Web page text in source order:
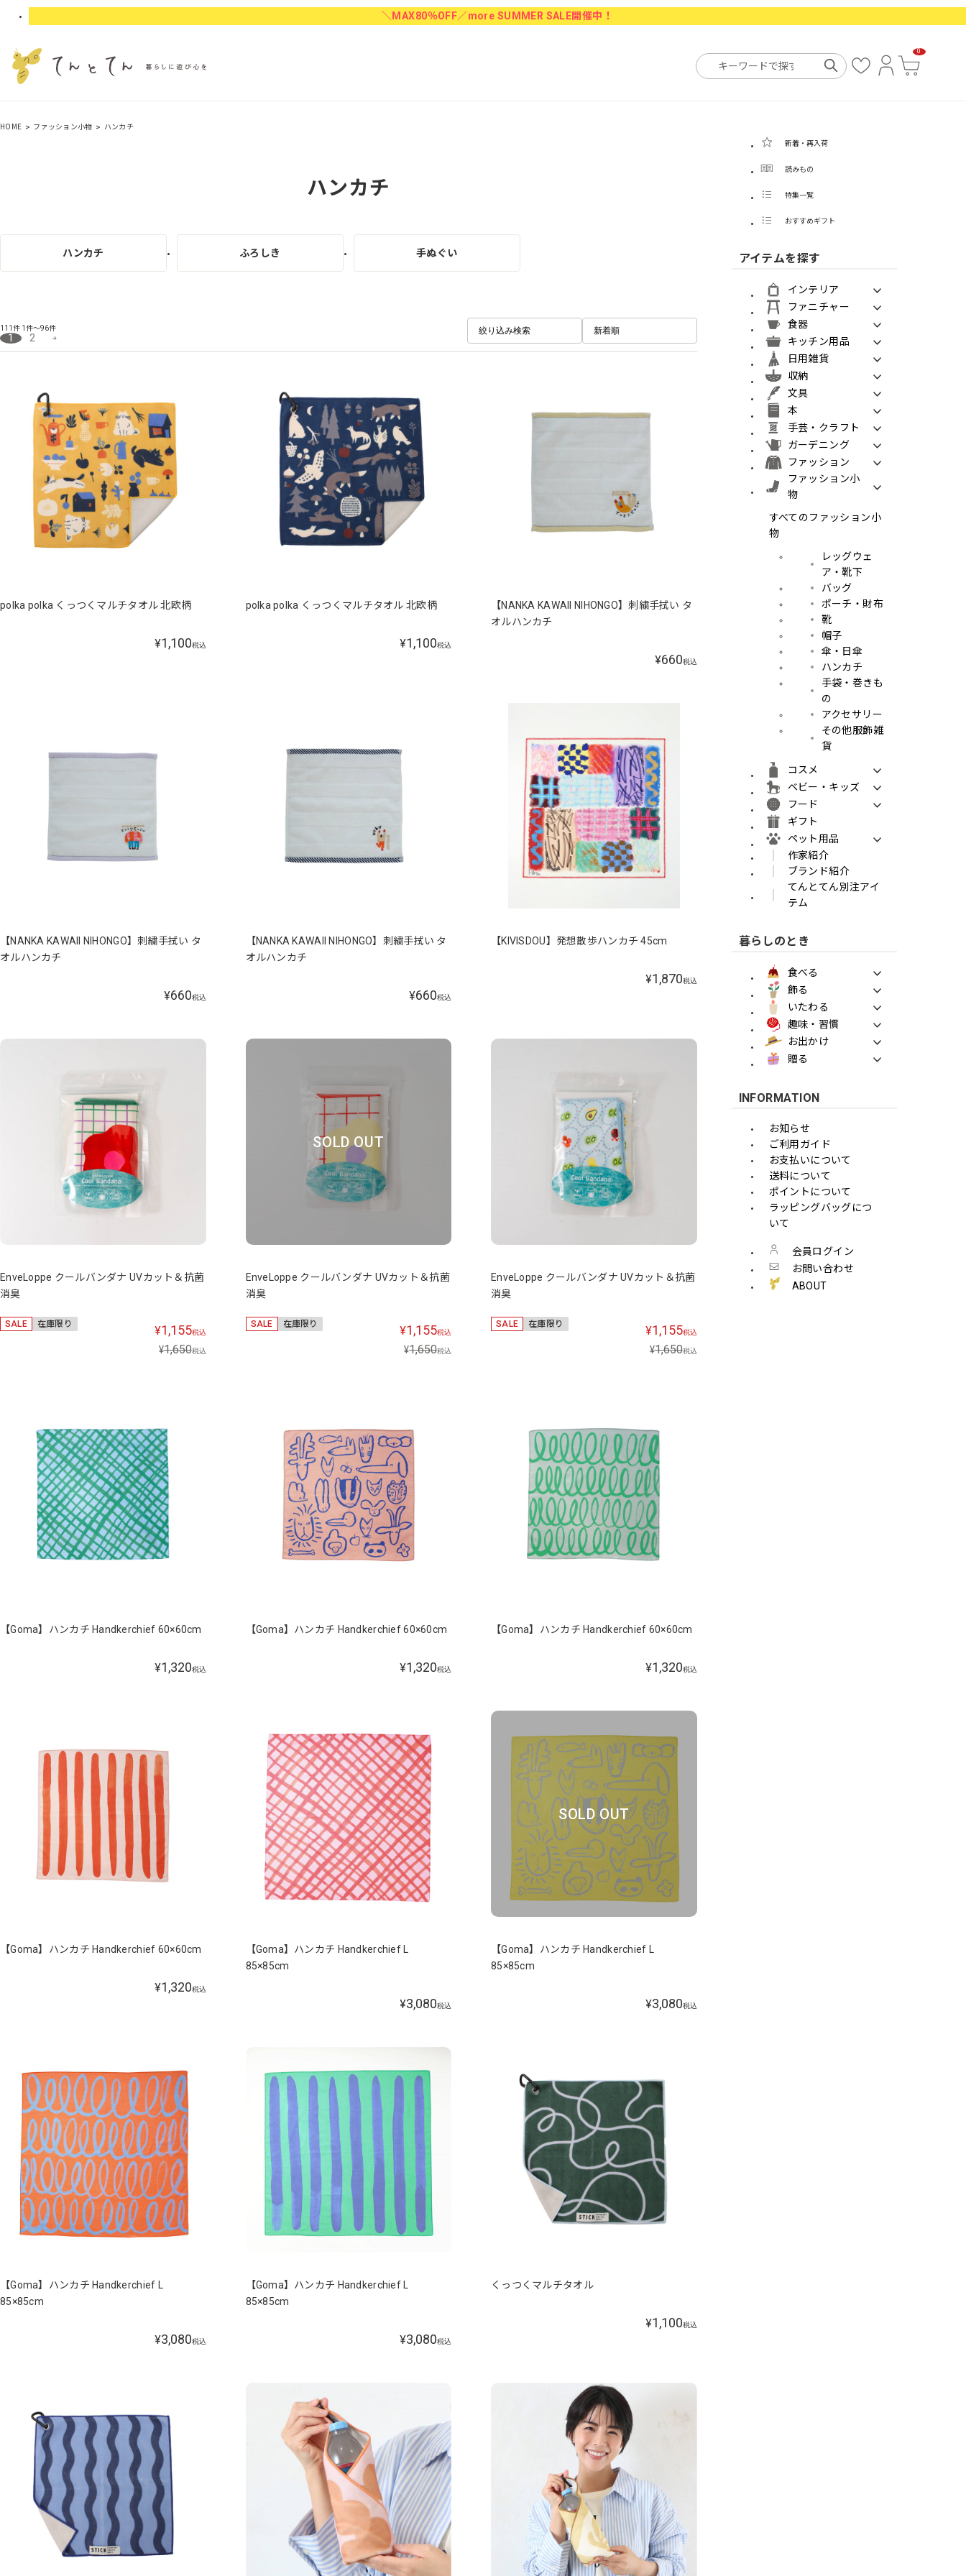
＼MAX80％OFF／more SUMMER SALE開催中！
0
HOME ファッション小物 ハンカチ
ハンカチ
ハンカチ ふろしき 手ぬぐい
111件 1件～96件
1 2
絞り込み検索 新着順
polka polka くっつくマルチタオル 北欧柄
¥1,100税込
polka polka くっつくマルチタオル 北欧柄
¥1,100税込
【NANKA KAWAII NIHONGO】刺繍手拭い タ
オルハンカチ
¥660税込
【NANKA KAWAII NIHONGO】刺繍手拭い タ
オルハンカチ
¥660税込
【NANKA KAWAII NIHONGO】刺繍手拭い タ
オルハンカチ
¥660税込
【KIVISDOU】発想散歩ハンカチ 45cm
¥1,870税込
EnveLoppe クールバンダナ UVカット＆抗菌
消臭
SALE 在庫限り ¥1,155税込
¥1,650税込
SOLD OUT
EnveLoppe クールバンダナ UVカット＆抗菌
消臭
SALE 在庫限り ¥1,155税込
¥1,650税込
EnveLoppe クールバンダナ UVカット＆抗菌
消臭
SALE 在庫限り ¥1,155税込
¥1,650税込
【Goma】ハンカチ Handkerchief 60×60cm
¥1,320税込
【Goma】ハンカチ Handkerchief 60×60cm
¥1,320税込
【Goma】ハンカチ Handkerchief 60×60cm
¥1,320税込
【Goma】ハンカチ Handkerchief 60×60cm
¥1,320税込
【Goma】ハンカチ Handkerchief L
85×85cm
¥3,080税込
SOLD OUT
【Goma】ハンカチ Handkerchief L
85×85cm
¥3,080税込
【Goma】ハンカチ Handkerchief L
85×85cm
¥3,080税込
【Goma】ハンカチ Handkerchief L
85×85cm
¥3,080税込
くっつくマルチタオル
¥1,100税込
新着・再入荷
読みもの
特集一覧
おすすめギフト
アイテムを探す
インテリア
ファニチャー
食器
キッチン用品
日用雑貨
収納
文具
本
手芸・クラフト
ガーデニング
ファッション
ファッション小
物
すべてのファッション小
物
レッグウェ
ア・靴下
バッグ
ポーチ・財布
靴
帽子
傘・日傘
ハンカチ
手袋・巻きも
の
アクセサリー
その他服飾雑
貨
コスメ
ベビー・キッズ
フード
ギフト
ペット用品
作家紹介
ブランド紹介
てんとてん別注アイ
テム
暮らしのとき
食べる
飾る
いたわる
趣味・習慣
お出かけ
贈る
INFORMATION
お知らせ
ご利用ガイド
お支払いについて
送料について
ポイントについて
ラッピングバッグにつ
いて
会員ログイン
お問い合わせ
ABOUT